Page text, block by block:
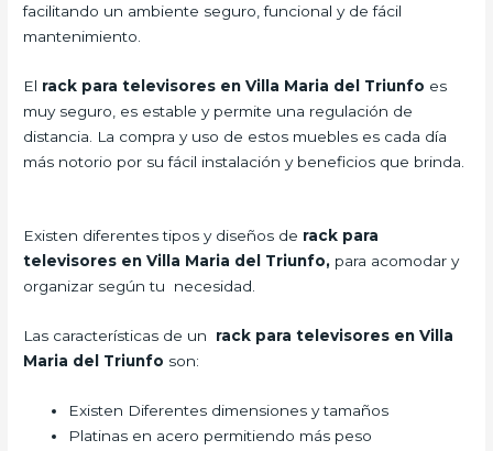
facilitando un ambiente seguro, funcional y de fácil
mantenimiento.
El rack para televisores en Villa Maria del Triunfo es
muy seguro, es estable y permite una regulación de
distancia. La compra y uso de estos muebles es cada día
más notorio por su fácil instalación y beneficios que brinda.
Existen diferentes tipos y diseños de rack para
televisores en Villa Maria del Triunfo, para acomodar y
organizar según tu necesidad.
Las características de un rack para televisores en Villa
Maria del Triunfo son:
Existen Diferentes dimensiones y tamaños
Platinas en acero permitiendo más peso